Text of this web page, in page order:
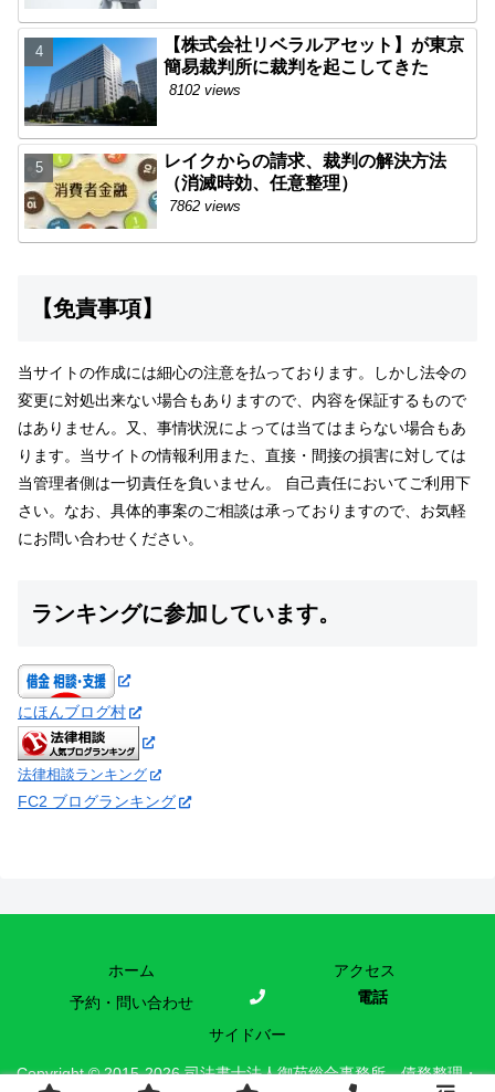
【株式会社リベラルアセット】が東京
簡易裁判所に裁判を起こしてきた
8102 views
レイクからの請求、裁判の解決方法
（消滅時効、任意整理）
7862 views
【免責事項】
当サイトの作成には細心の注意を払っております。しかし法令の
変更に対処出来ない場合もありますので、内容を保証するもので
はありません。又、事情状況によっては当てはまらない場合もあ
ります。当サイトの情報利用また、直接・間接の損害に対しては
当管理者側は一切責任を負いません。 自己責任においてご利用下
さい。なお、具体的事案のご相談は承っておりますので、お気軽
にお問い合わせください。
ランキングに参加しています。
にほんブログ村
法律相談ランキング
FC2 ブログランキング
ホーム
アクセス
予約・問い合わせ
電話
サイドバー
Copyright © 2015-2026 司法書士法人御苑総合事務所 債務整理・